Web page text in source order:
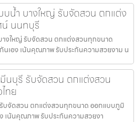
บน้ำ บางใหญ่ รับจัดสวน ตกแต่ง
นนทบุรี
างใหญ่ รับจัดสวน ตกแต่งสวนทุกขนาด
เอง เน้นคุณภาพ รับประกันความสวยงาม น
บุรี รับจัดสวน ตกแต่งสวน
ทย
จัดสวน ตกแต่งสวนทุกขนาด ออกแบบภูมิ
เน้นคุณภาพ รับประกันความสวยงา